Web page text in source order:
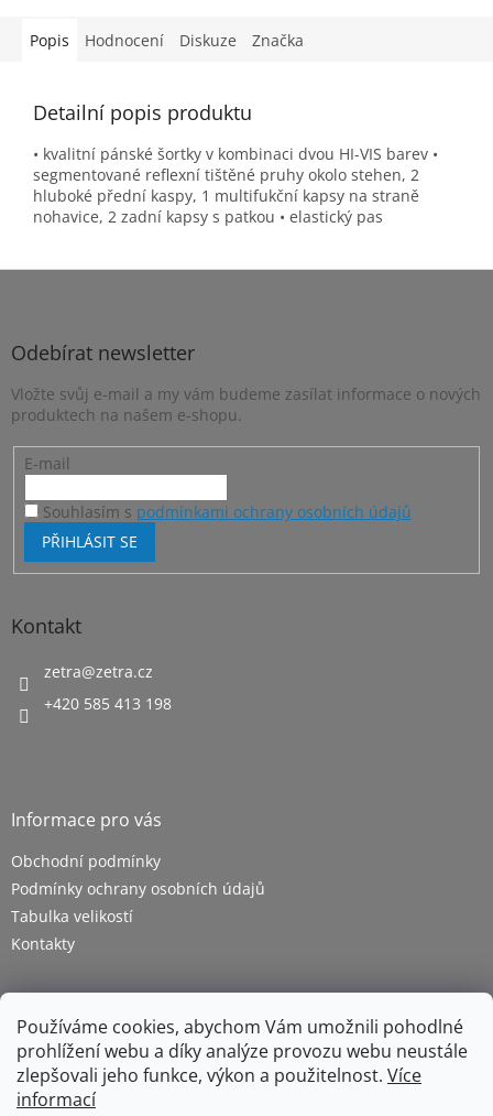
Používáme cookies, abychom Vám umožnili pohodlné
prohlížení webu a díky analýze provozu webu neustále
zlepšovali jeho funkce, výkon a použitelnost. Více
informací
Popis Hodnocení Diskuze Značka
Detailní popis produktu
• kvalitní pánské šortky v kombinaci dvou HI-VIS barev •
segmentované reflexní tištěné pruhy okolo stehen, 2
hluboké přední kaspy, 1 multifukční kapsy na straně
nohavice, 2 zadní kapsy s patkou • elastický pas
Z
Odebírat newsletter
Vložte svůj e-mail a my vám budeme zasílat informace o nových
produktech na našem e-shopu.
E-mail
Souhlasím s podmínkami ochrany osobních údajů
PŘIHLÁSIT SE
Kontakt
zetra@zetra.cz
+420 585 413 198
Informace pro vás
Obchodní podmínky
Podmínky ochrany osobních údajů
Tabulka velikostí
Kontakty